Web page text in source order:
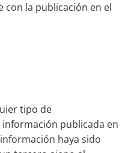
con la publicación en el
tipo de
publicada en
haya sido